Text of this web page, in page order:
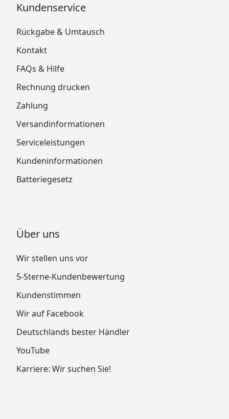
Kundenservice
Rückgabe & Umtausch
Kontakt
FAQs & Hilfe
Rechnung drucken
Zahlung
Versandinformationen
Serviceleistungen
Kundeninformationen
Batteriegesetz
Über uns
Wir stellen uns vor
5-Sterne-Kundenbewertung
Kundenstimmen
Wir auf Facebook
Deutschlands bester Händler
YouTube
Karriere: Wir suchen Sie!